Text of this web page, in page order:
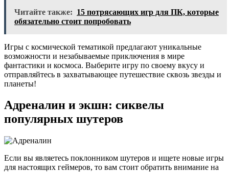
Читайте также: 15 потрясающих игр для ПК, которые
обязательно стоит попробовать
Игры с космической тематикой предлагают уникальные
возможности и незабываемые приключения в мире
фантастики и космоса. Выберите игру по своему вкусу и
отправляйтесь в захватывающее путешествие сквозь звезды и
планеты!
Адреналин и экшн: сиквелы
популярных шутеров
Если вы являетесь поклонником шутеров и ищете новые игры
для настоящих геймеров, то вам стоит обратить внимание на